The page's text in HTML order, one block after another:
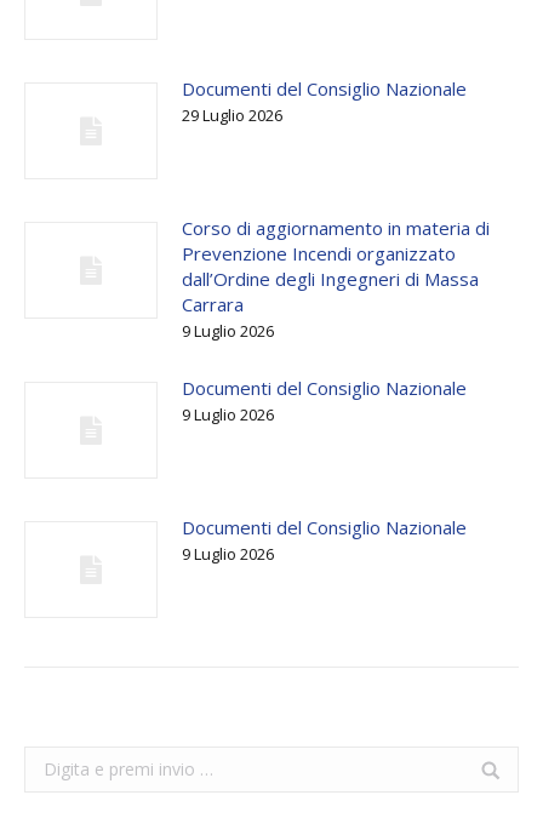
Documenti del Consiglio Nazionale
29 Luglio 2026
Corso di aggiornamento in materia di
Prevenzione Incendi organizzato
dall’Ordine degli Ingegneri di Massa
Carrara
9 Luglio 2026
Documenti del Consiglio Nazionale
9 Luglio 2026
Documenti del Consiglio Nazionale
9 Luglio 2026
Search: